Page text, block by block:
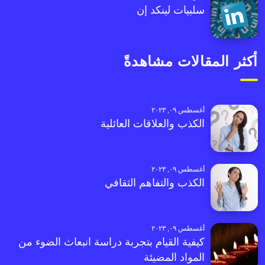
سلبيات لينكد إن
أكثر المقالات مشاهدةً
أغسطس ٠٩, ٢٠٢٣
الكذب والعلاقات العائلية
أغسطس ٠٩, ٢٠٢٣
الكذب والتفاهم الثقافي
أغسطس ٠٩, ٢٠٢٣
كيفية القيام بتجربة دراسة انبعاث الضوء من
المواد المضيئة